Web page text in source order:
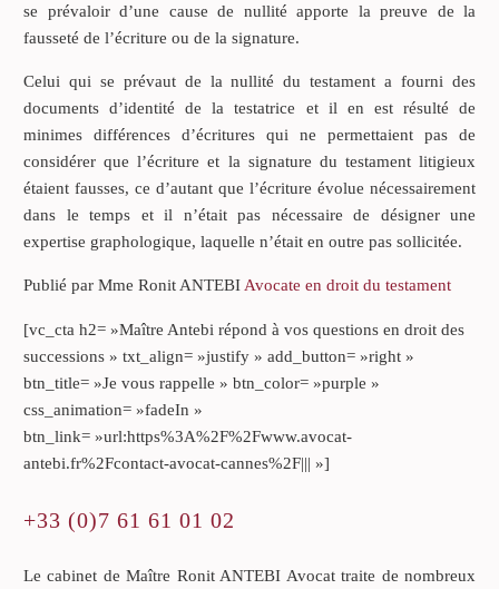
se prévaloir d’une cause de nullité apporte la preuve de la
fausseté de l’écriture ou de la signature.
Celui qui se prévaut de la nullité du testament a fourni des
documents d’identité de la testatrice et il en est résulté de
minimes différences d’écritures qui ne permettaient pas de
considérer que l’écriture et la signature du testament litigieux
étaient fausses, ce d’autant que l’écriture évolue nécessairement
dans le temps et il n’était pas nécessaire de désigner une
expertise graphologique, laquelle n’était en outre pas sollicitée.
Publié par Mme Ronit ANTEBI Avocate en droit du testament
[vc_cta h2= »Maître Antebi répond à vos questions en droit des
successions » txt_align= »justify » add_button= »right »
btn_title= »Je vous rappelle » btn_color= »purple »
css_animation= »fadeIn »
btn_link= »url:https%3A%2F%2Fwww.avocat-
antebi.fr%2Fcontact-avocat-cannes%2F||| »]
+33 (0)7 61 61 01 02
Le cabinet de Maître Ronit ANTEBI Avocat traite de nombreux